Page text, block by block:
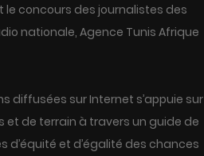
le concours des journalistes des
nationale, Agence Tunis Afrique
diffusées sur Internet s’appuie sur
de terrain à travers un guide de
et d’égalité des chances